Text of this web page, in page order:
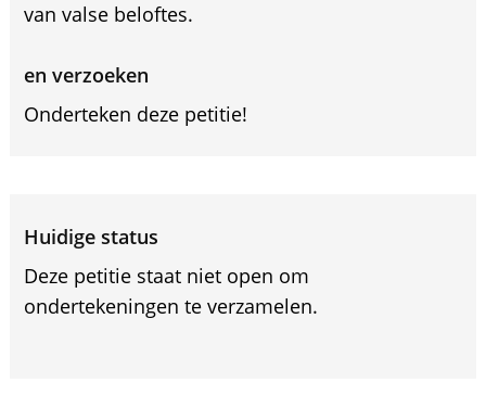
van valse beloftes.
en verzoeken
Onderteken deze petitie!
Huidige status
Deze petitie staat niet open om
ondertekeningen te verzamelen.